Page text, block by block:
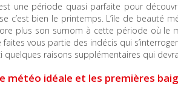
est une période quasi parfaite pour
c’est bien le printemps. L’île de beauté
plus son surnom à cette période où le
faites vous partie des indécis qui
quelques raisons supplémentaires qui
météo idéale et les premières